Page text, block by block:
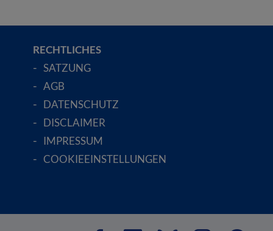
RECHTLICHES
SATZUNG
AGB
DATENSCHUTZ
DISCLAIMER
IMPRESSUM
COOKIEEINSTELLUNGEN